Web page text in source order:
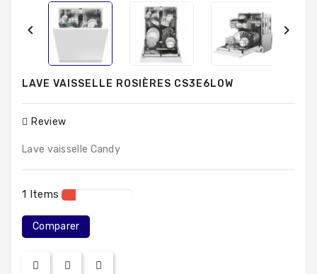
 
LAVE VAISSELLE ROSIÈRES CS3E6L0W
Review
Lave vaisselle Candy
1 Items
Comparer